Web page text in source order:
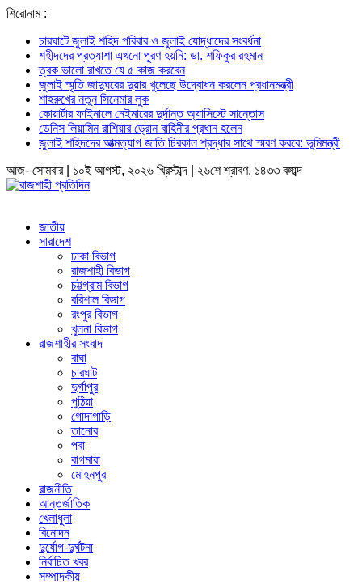
শিরোনাম :
চারঘাটে জুলাই শহিদ পরিবার ও জুলাই যোদ্ধাদের সংবর্ধনা
শহীদদের প্রত্যাশা এখনো পূরণ হয়নি: ডা. শফিকুর রহমান
ত্বক ভালো রাখতে যে ৫ কাজ করবেন
জুলাই স্মৃতি জাদুঘরের দুয়ার খুলেছে উদ্বোধন করলেন প্রধানমন্ত্রী
শাহরুখের নতুন সিনেমার লুক
কোয়ার্টার ফাইনালে নেইমারের দুর্দান্ত অ্যাসিস্টে সান্তোস
ডেনিস লিয়ামিন রাশিয়ার ড্রোন বাহিনীর প্রধান হলেন
জুলাই শহিদদের আত্মত্যাগ জাতি চিরকাল শ্রদ্ধার সাথে স্মরণ করবে: ভূমিমন্ত্রী
আজ- সোমবার | ১০ই আগস্ট, ২০২৬ খ্রিস্টাব্দ | ২৬শে শ্রাবণ, ১৪৩৩ বঙ্গাব্দ
জাতীয়
সারাদেশ
ঢাকা বিভাগ
রাজশাহী বিভাগ
চট্টগ্রাম বিভাগ
বরিশাল বিভাগ
রংপুর বিভাগ
খুলনা বিভাগ
রাজশাহীর সংবাদ
বাঘা
চারঘাট
দুর্গাপুর
পুঠিয়া
গোদাগাড়ি
তানোর
পবা
বাগমারা
মোহনপুর
রাজনীতি
আন্তর্জাতিক
খেলাধুলা
বিনোদন
দুর্যোগ-দুর্ঘটনা
নির্বাচিত খবর
সম্পাদকীয়